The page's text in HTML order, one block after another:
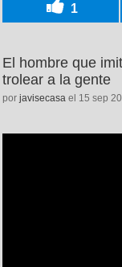
1
El hombre que
trolear a la gente
por javisecasa el 15 sep